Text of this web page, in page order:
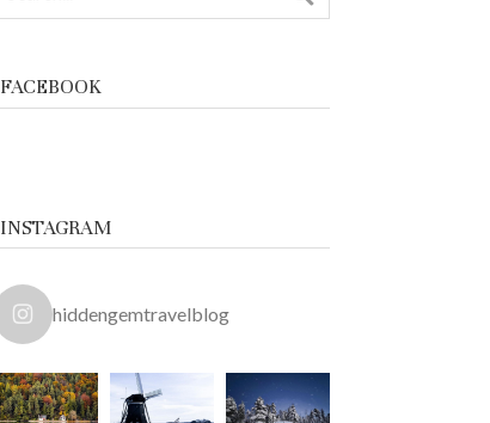
FACEBOOK
INSTAGRAM
hiddengemtravelblog